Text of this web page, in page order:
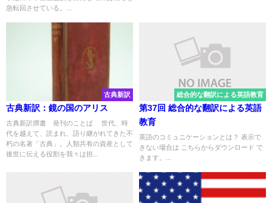
急転回させている。...
古典新訳
古典新訳：鏡の国のアリス
古典新訳撰書 発刊のことば 世代、時
代を越えて、読まれ、語り継がれてきた不
朽の名著「古典」。人類共有の資産として
後世に伝える役割を我々は担...
総合的な翻訳による英語教育
第37回 総合的な翻訳による英語
教育
英語のコミュニケーションとは？ 表示で
きない場合は こちらからダウンロード で
きます。...